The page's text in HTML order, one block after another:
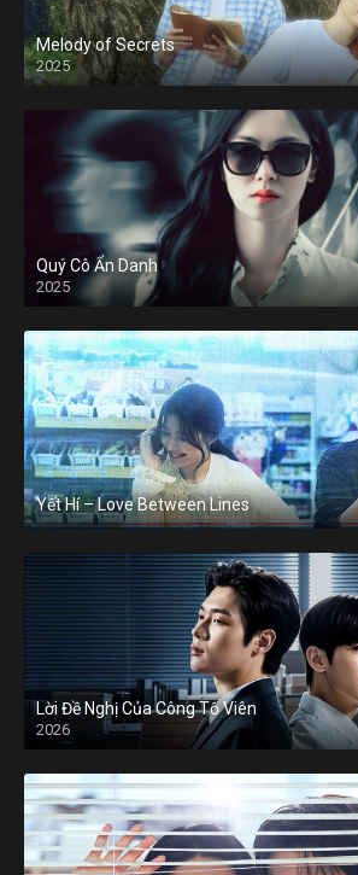
Melody of Secrets
2025
Quý Cô Ẩn Danh
2025
Yết Hí – Love Between Lines
Lời Đề Nghị Của Công Tố Viên
2026